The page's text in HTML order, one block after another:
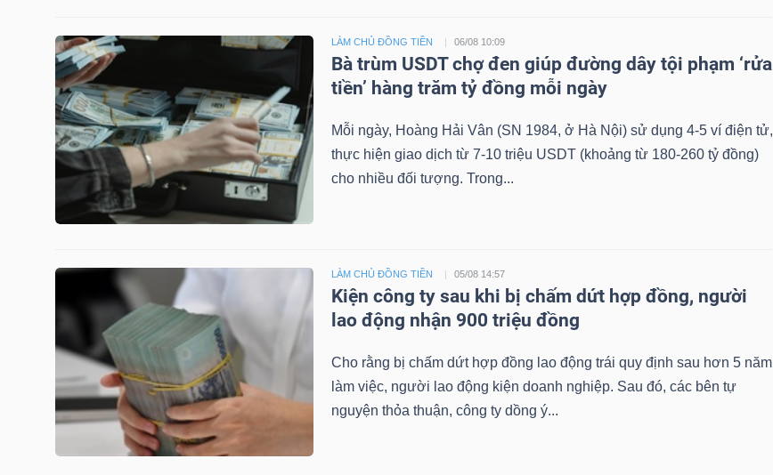
LÀM CHỦ ĐỒNG TIỀN 06/08 10:09
Bà trùm USDT chợ đen giúp đường dây tội phạm ‘rửa
tiền’ hàng trăm tỷ đồng mỗi ngày
Mỗi ngày, Hoàng Hải Vân (SN 1984, ở Hà Nội) sử dụng 4-5 ví điện tử,
thực hiện giao dịch từ 7-10 triệu USDT (khoảng từ 180-260 tỷ đồng)
cho nhiều đối tượng. Trong...
LÀM CHỦ ĐỒNG TIỀN 05/08 14:57
Kiện công ty sau khi bị chấm dứt hợp đồng, người
lao động nhận 900 triệu đồng
Cho rằng bị chấm dứt hợp đồng lao động trái quy định sau hơn 5 năm
làm việc, người lao động kiện doanh nghiệp. Sau đó, các bên tự
nguyện thỏa thuận, công ty dồng ý...
NGUYÊN
VẬT
LIỆU
NGHIỆP
DÙNG
THIẾT